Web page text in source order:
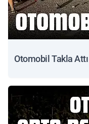
Otomobil Takla Attı